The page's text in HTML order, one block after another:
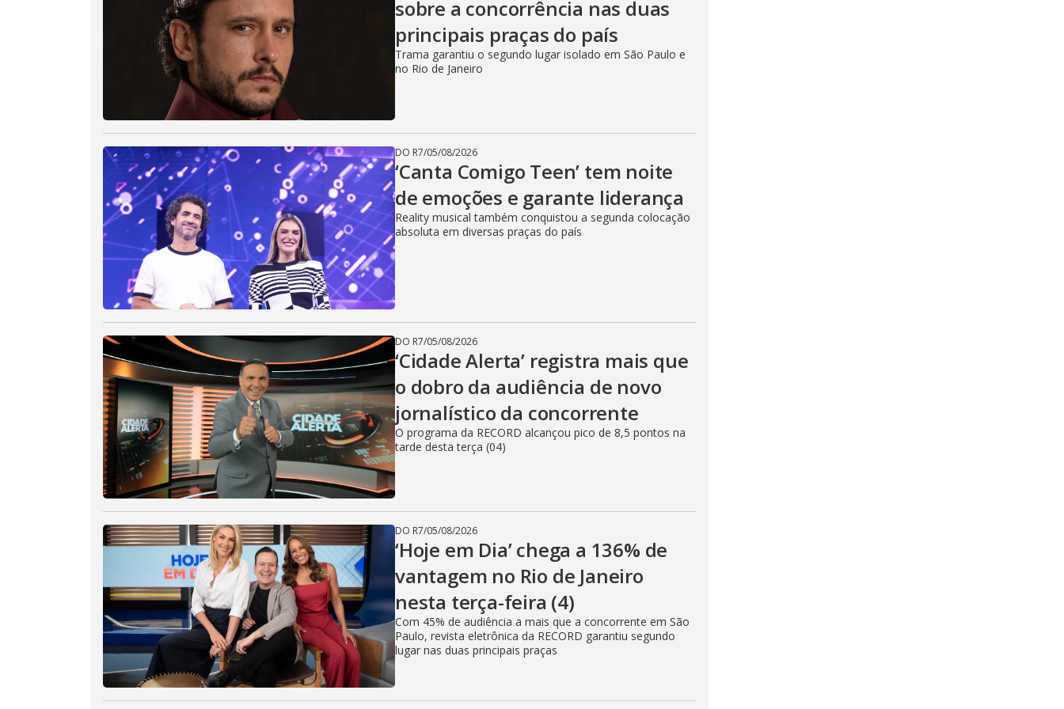
d
e
o
sobre a concorrência nas duas
principais praças do país
Trama garantiu o segundo lugar isolado em São Paulo e
no Rio de Janeiro
DO R7/05/08/2026
‘Canta Comigo Teen’ tem noite
de emoções e garante liderança
Reality musical também conquistou a segunda colocação
absoluta em diversas praças do país
DO R7/05/08/2026
‘Cidade Alerta’ registra mais que
o dobro da audiência de novo
jornalístico da concorrente
O programa da RECORD alcançou pico de 8,5 pontos na
tarde desta terça (04)
DO R7/05/08/2026
‘Hoje em Dia’ chega a 136% de
vantagem no Rio de Janeiro
nesta terça-feira (4)
Com 45% de audiência a mais que a concorrente em São
Paulo, revista eletrônica da RECORD garantiu segundo
lugar nas duas principais praças